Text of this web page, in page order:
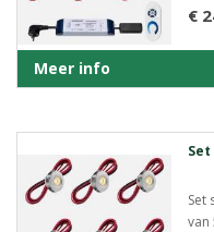
€
Meer info
Set
van